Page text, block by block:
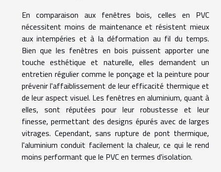
En comparaison aux fenêtres bois, celles en PVC
nécessitent moins de maintenance et résistent mieux
aux intempéries et à la déformation au fil du temps.
Bien que les fenêtres en bois puissent apporter une
touche esthétique et naturelle, elles demandent un
entretien régulier comme le ponçage et la peinture pour
prévenir l'affaiblissement de leur efficacité thermique et
de leur aspect visuel. Les fenêtres en aluminium, quant à
elles, sont réputées pour leur robustesse et leur
finesse, permettant des designs épurés avec de larges
vitrages. Cependant, sans rupture de pont thermique,
l'aluminium conduit facilement la chaleur, ce qui le rend
moins performant que le PVC en termes d'isolation.